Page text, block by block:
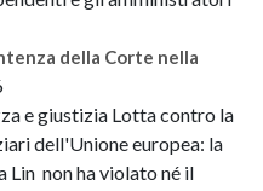
della Corte nella
e giustizia Lotta contro la
dell'Unione europea: la
Lin non ha violato né il